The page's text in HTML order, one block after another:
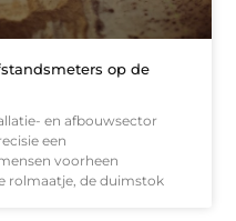
op de
en afbouwsector
een
voorheen
rolmaatje, de duimstok